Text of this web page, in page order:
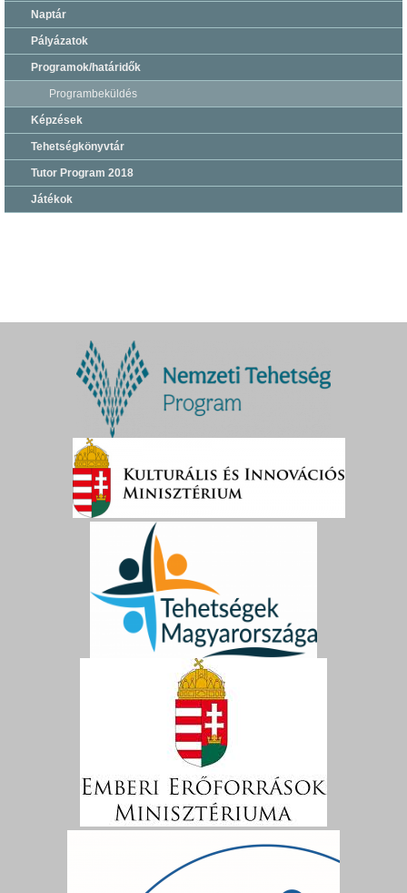
Naptár
Pályázatok
Programok/határidők
Programbeküldés
Képzések
Tehetségkönyvtár
Tutor Program 2018
Játékok